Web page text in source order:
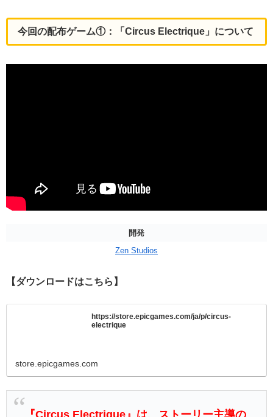
今回の配布ゲーム①：「Circus Electrique」について
開発
Zen Studios
【ダウンロードはこちら】
https://store.epicgames.com/ja/p/circus-
electrique
store.epicgames.com
『Circus Electrique』は、ストーリー主導の